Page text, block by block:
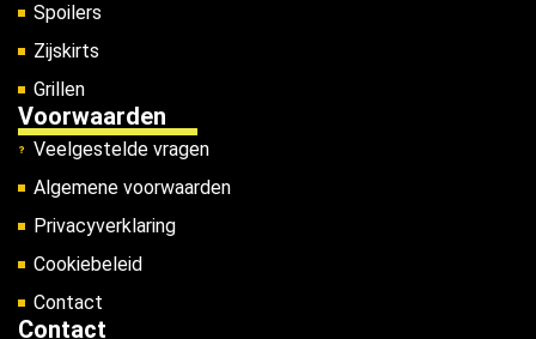
Spoilers
Zijskirts
Grillen
Voorwaarden
Veelgestelde vragen
Algemene voorwaarden
Privacyverklaring
Cookiebeleid
Contact
Contact